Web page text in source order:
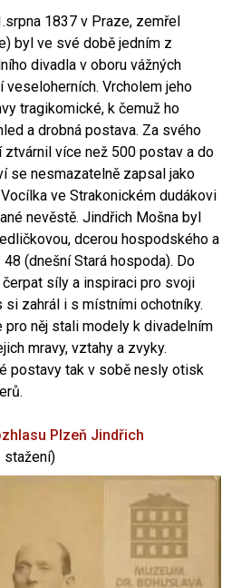
1837 v Praze, zemřel
byl ve své době jedním z
divadla v oboru vážných
veseloherních. Vrcholem jeho
tragikomické, k čemuž ho
a drobná postava. Za svého
více než 500 postav a do
se nesmazatelně zapsal jako
ve Strakonickém dudákovi
nevěstě. Jindřich Mošna byl
dcerou hospodského a
(dnešní Stará hospoda). Do
síly a inspiraci pro svoji
si zahrál i s místními ochotníky.
něj stali modely k divadelním
mravy, vztahy a zvyky.
postavy tak v sobě nesly otisk
Plzeň Jindřich
stažení)